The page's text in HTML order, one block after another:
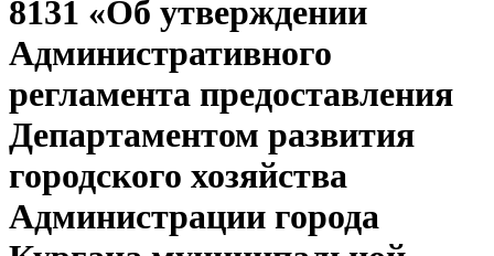
8131 «Об утверждении
Административного
регламента предоставления
Департаментом развития
городского хозяйства
Администрации города